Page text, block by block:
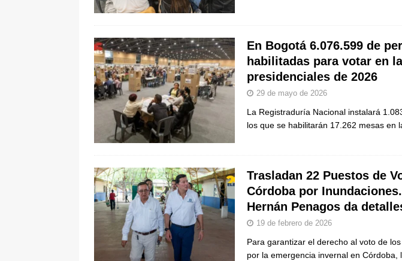
De La Espriella en la Arena USC
en Cali JUDICIALES
En Bogotá 6.076.599 de
habilitadas para votar en
presidenciales de 2026
29 de mayo de 2026
La Registraduría Nacional instalará
los que se habilitarán 17.262 mesas en
Trasladan 22 Puestos de
Córdoba por
Hernán Penagos da
19 de febrero de 2026
Para garantizar el derecho al voto de
por la emergencia invernal en Córdoba,